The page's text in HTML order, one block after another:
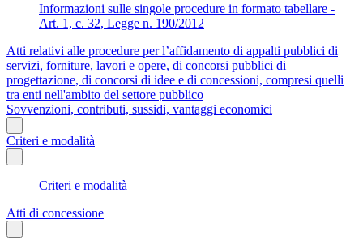
Informazioni sulle singole procedure in formato tabellare -
Art. 1, c. 32, Legge n. 190/2012
Atti relativi alle procedure per l’affidamento di appalti pubblici di
servizi, forniture, lavori e opere, di concorsi pubblici di
progettazione, di concorsi di idee e di concessioni, compresi quelli
tra enti nell'ambito del settore pubblico
Sovvenzioni, contributi, sussidi, vantaggi economici
Criteri e modalità
Criteri e modalità
Atti di concessione